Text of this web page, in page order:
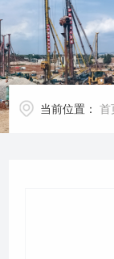
当前位置： 首